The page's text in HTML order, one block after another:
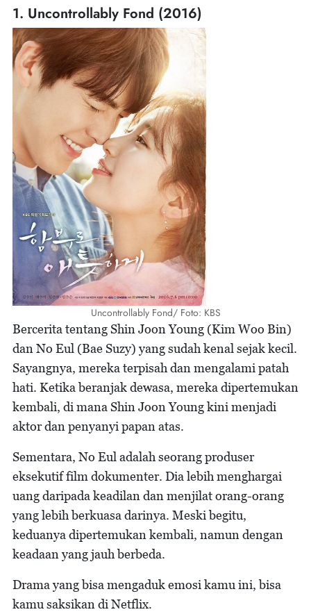
1. Uncontrollably Fond (2016)
Uncontrollably Fond/ Foto: KBS
Bercerita tentang Shin Joon Young (Kim Woo Bin)
dan No Eul (Bae Suzy) yang sudah kenal sejak kecil.
Sayangnya, mereka terpisah dan mengalami patah
hati. Ketika beranjak dewasa, mereka dipertemukan
kembali, di mana Shin Joon Young kini menjadi
aktor dan penyanyi papan atas.
Sementara, No Eul adalah seorang produser
eksekutif film dokumenter. Dia lebih menghargai
uang daripada keadilan dan menjilat orang-orang
yang lebih berkuasa darinya. Meski begitu,
keduanya dipertemukan kembali, namun dengan
keadaan yang jauh berbeda.
Drama yang bisa mengaduk emosi kamu ini, bisa
kamu saksikan di Netflix.